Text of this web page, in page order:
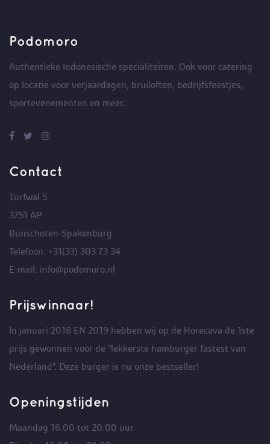
Podomoro
Authentieke Indonesische specialiteiten. Ook voor catering
op locatie voor verjaardagen, bruiloften, bedrijfsfeestjes,
sportevenementen en meer.
Contact
Turfwal 5
3751 AP
Bunschoten-Spakenburg
Telefoon: +31(33) 303 73 34
E-mail: info@podomoro.nl
Prijswinnaar!
In januari 2018 EN 2019 hebben wij op de Horecava de 1ste
prijs gewonnen voor de "lekkerste hamburger fastest van
Nederland". Deze burger is nu onze bestseller!
Openingstijden
Maandag 16:00 tot 20:00 uur